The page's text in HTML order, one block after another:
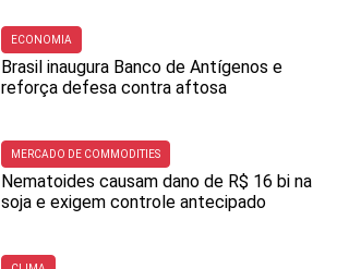
ECONOMIA
Brasil inaugura Banco de Antígenos e
reforça defesa contra aftosa
MERCADO DE COMMODITIES
Nematoides causam dano de R$ 16 bi na
soja e exigem controle antecipado